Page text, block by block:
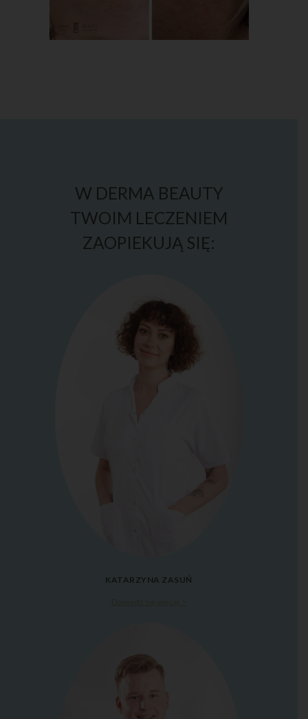
W DERMA BEAUTY
TWOIM LECZENIEM
ZAOPIEKUJĄ SIĘ:
KATARZYNA ZASUŃ